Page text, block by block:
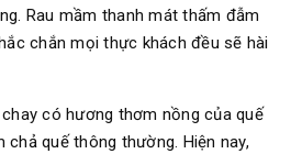
Rau mầm thanh mát thấm đẫm
chắn mọi thực khách đều sẽ hài
có hương thơm nồng của quế
chả quế thông thường. Hiện nay,